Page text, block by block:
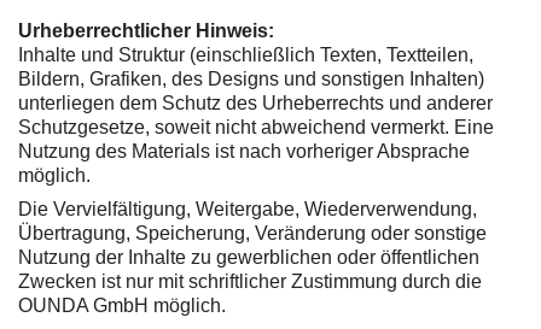
Urheberrechtlicher Hinweis:
Inhalte und Struktur (einschließlich Texten, Textteilen,
Bildern, Grafiken, des Designs und sonstigen Inhalten)
unterliegen dem Schutz des Urheberrechts und anderer
Schutzgesetze, soweit nicht abweichend vermerkt. Eine
Nutzung des Materials ist nach vorheriger Absprache
möglich.
Die Vervielfältigung, Weitergabe, Wiederverwendung,
Übertragung, Speicherung, Veränderung oder sonstige
Nutzung der Inhalte zu gewerblichen oder öffentlichen
Zwecken ist nur mit schriftlicher Zustimmung durch die
OUNDA GmbH möglich.